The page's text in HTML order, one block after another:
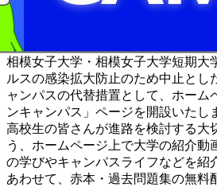
相模女子大学・相模女子大学短期大
ルスの感染拡大防止のため中止とし
ャンパスの代替措置として、ホーム
ンキャンパス」ページを開設いたし
高校生の皆さんが進路を検討する大
う、ホームページ上で大学の紹介動
の学びやキャンパスライフなどを紹
あわせて、赤本・過去問題集の無料